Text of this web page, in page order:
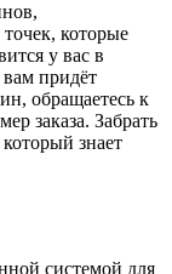
которые
у вас в
вам придёт
обращаетесь к
заказа. Забрать
знает
системой для